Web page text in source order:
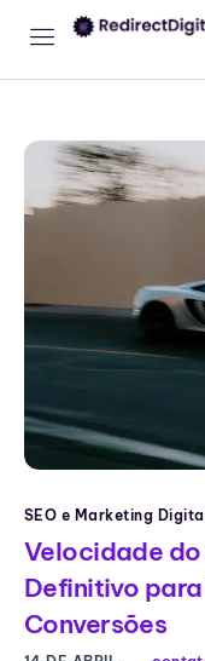
Contato
Blog
SEO e Marketing Digital
Velocidade do
Definitivo para
Conversões